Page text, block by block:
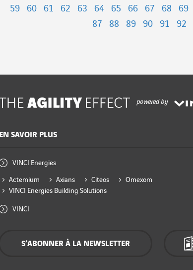
59
60 61 62 63 64 65 66 67 68 69
87
88 89 90 91 92
powered by
EN SAVOIR PLUS
VINCI Energies
Actemium Axians Citeos
Omexom
VINCI Energies Building Solutions
VINCI
S’ABONNER À LA NEWSLETTER